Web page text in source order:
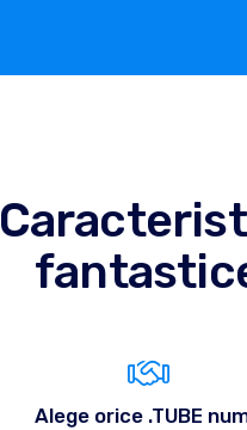
Alege orice .TUBE